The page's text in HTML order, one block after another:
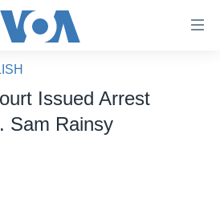
Issued Arrest
Sam Rainsy